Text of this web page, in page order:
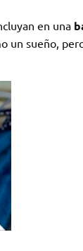
en una
un sueño,